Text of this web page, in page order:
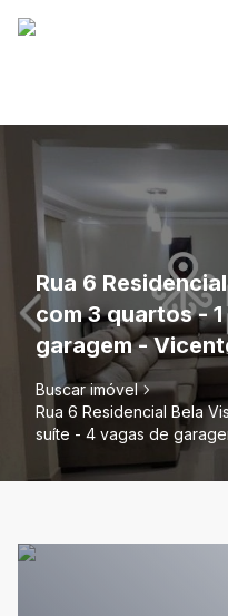
Rua 6
com 3 quartos -
garagem -
Buscar imóvel
Rua 6 Residencial Bela
suíte - 4 vagas de